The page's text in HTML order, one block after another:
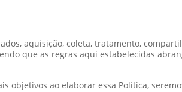
aquisição, coleta, tratamento,
que as regras aqui estabelecidas
objetivos ao elaborar essa Política,